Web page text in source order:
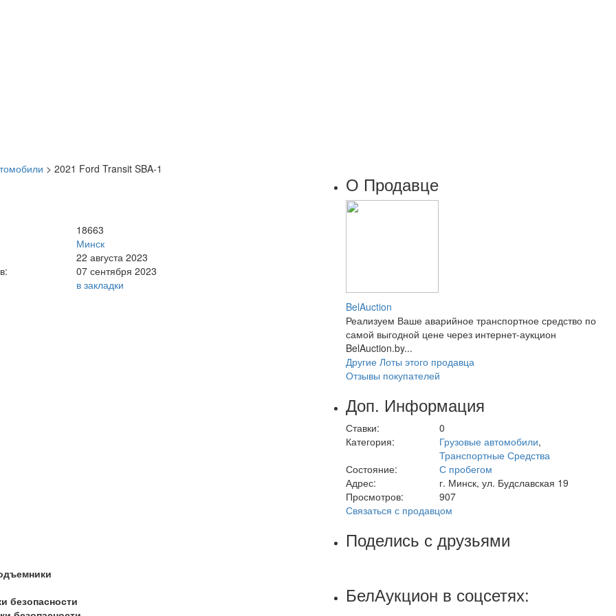
> 2021 Ford Transit SBA-1
18663
Минск
22 августа 2023
07 сентября 2023
в закладки
безопасности
О Продавце
BelAuction
Реализуем Ваше аварийное транспортное средство по
самой выгодной цене через интернет-аукцион
BelAuction.by...
Другие Лоты этого продавца
Отзывы покупателей
Доп. Информация
Ставки:
0
Категория:
Грузовые автомобили,
Транспортные Средства
Состояние:
С пробегом
Адрес:
г. Минск, ул. Будславская 19
Просмотров:
907
Связаться с продавцом
Поделись с друзьями
БелАукцион в соцсетях: